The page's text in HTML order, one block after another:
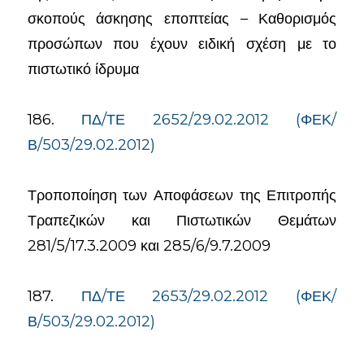
σκοπούς άσκησης εποπτείας – Καθορισμός
προσώπων που έχουν ειδική σχέση με το
πιστωτικό ίδρυμα
186. ΠΔ/ΤΕ 2652/29.02.2012 (ΦΕΚ/
Β/503/29.02.2012)
Τροποποίηση των Αποφάσεων της Επιτροπής
Τραπεζικών και Πιστωτικών Θεμάτων
281/5/17.3.2009 και 285/6/9.7.2009
187. ΠΔ/ΤΕ 2653/29.02.2012 (ΦΕΚ/
Β/503/29.02.2012)